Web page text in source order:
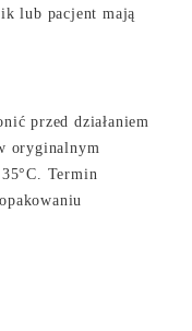
lub pacjent mają
przed działaniem
oryginalnym
Termin